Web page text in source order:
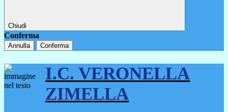
Chiudi
Conferma
Annulla Conferma
I.C. VERONELLA
ZIMELLA